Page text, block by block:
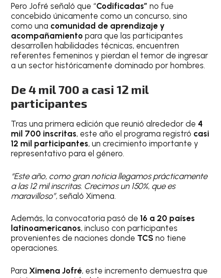
Pero Jofré señaló que “Codificadas” no fue
concebido únicamente como un concurso, sino
como una comunidad de aprendizaje y
acompañamiento para que las participantes
desarrollen habilidades técnicas, encuentren
referentes femeninos y pierdan el temor de ingresar
a un sector históricamente dominado por hombres.
De 4 mil 700 a casi 12 mil
participantes
Tras una primera edición que reunió alrededor de 4
mil 700 inscritas, este año el programa registró casi
12 mil participantes, un crecimiento importante y
representativo para el género.
“Este año, como gran noticia llegamos prácticamente
a las 12 mil inscritas. Crecimos un 150%, que es
maravilloso”, señaló Ximena.
Además, la convocatoria pasó de16 a 20 países
latinoamericanos, incluso con participantes
provenientes de naciones donde TCS no tiene
operaciones.
ParaXimena Jofré, este incremento demuestra que